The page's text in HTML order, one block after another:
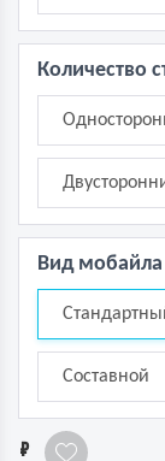
Количество
Вид мобайла
Составной
1